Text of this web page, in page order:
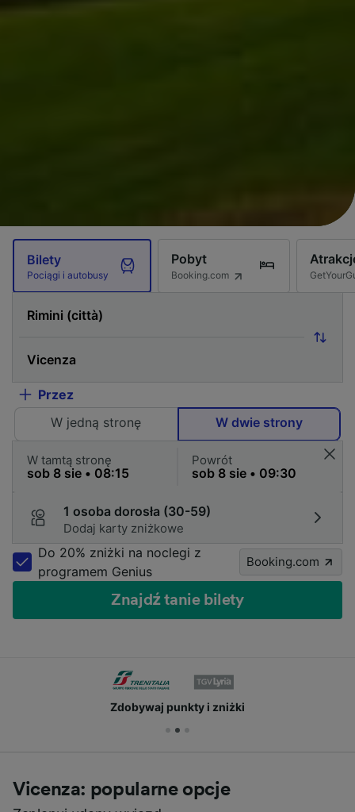
Bilety
Pociągi i autobusy
Pobyt
Booking.com
Przez
W jedną stronę
W dwie strony
W tamtą stronę Powrót
1 osoba dorosła (30-59)
Dodaj karty zniżkowe
Do 20% zniżki na noclegi z
programem Genius
Booking.com
Znajdź tanie bilety
Zdobywaj punkty i zniżki
Vicenza: popularne opcje